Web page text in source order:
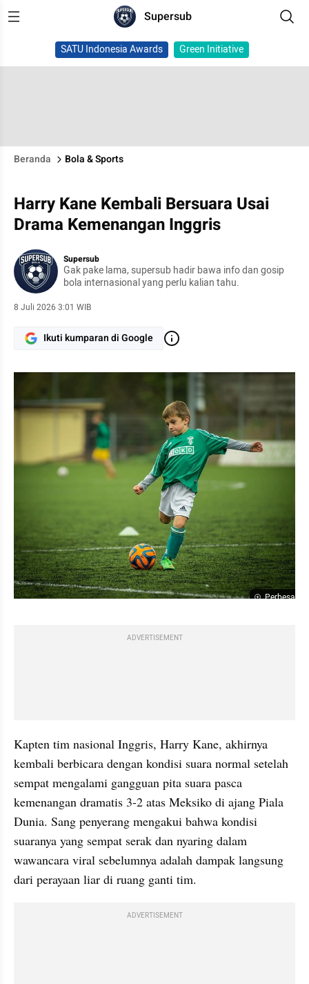
Supersub
SATU Indonesia Awards Green Initiative
Beranda Bola & Sports
Harry Kane Kembali Bersuara Usai
Drama Kemenangan Inggris
Supersub
Gak pake lama, supersub hadir bawa info dan gosip
bola internasional yang perlu kalian tahu.
8 Juli 2026 3:01 WIB
Ikuti kumparan di Google
Perbesar
ADVERTISEMENT
Kapten tim nasional Inggris, Harry Kane, akhirnya
kembali berbicara dengan kondisi suara normal setelah
sempat mengalami gangguan pita suara pasca
kemenangan dramatis 3-2 atas Meksiko di ajang Piala
Dunia. Sang penyerang mengakui bahwa kondisi
suaranya yang sempat serak dan nyaring dalam
wawancara viral sebelumnya adalah dampak langsung
dari perayaan liar di ruang ganti tim.
ADVERTISEMENT